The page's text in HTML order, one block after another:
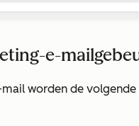
e-
worden de